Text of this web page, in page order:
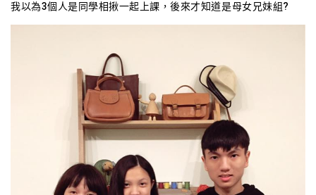
我以為3個人是同學相揪一起上課，後來才知道是母女兄妹組?